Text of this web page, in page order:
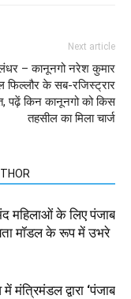
Next article
– कानूनगो नरेश कुमार
फिल्लौर के सब-रजिस्ट्रार
पढ़ें किन कानूनगो को किस
तहसील का मिला चार्ज
महिलाओं के लिए पंजाब
मॉडल के रूप में उभरे
द्वारा ‘पंजाब